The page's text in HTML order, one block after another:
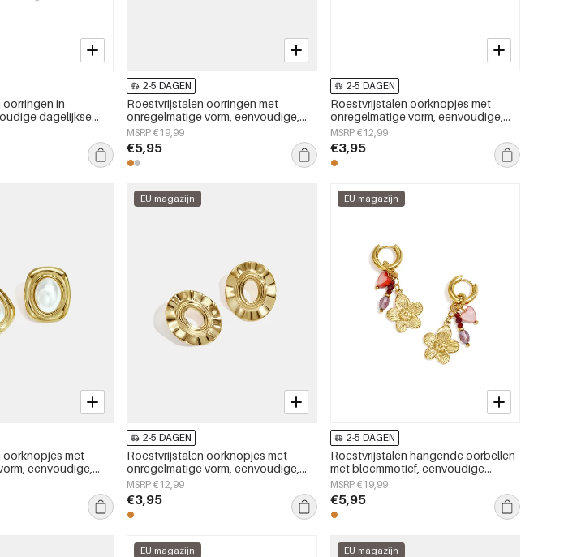
in
dagelijkse
2-5 DAGEN
Roestvrijstalen oorringen met
onregelmatige vorm, eenvoudige,
alledaagse serie, damessieraden
MSRP €19,99
€5,95
2-5 DAGEN
Roestvrijstalen oorknopjes met
onregelmatige vorm, eenvoudige,
alledaagse serie, dames sieraden
MSRP €12,99
€3,95
oorknopjes met
eenvoudige,
damessieraden
EU-magazijn
2-5 DAGEN
Roestvrijstalen oorknopjes met
onregelmatige vorm, eenvoudige,
alledaagse serie, dames sieraden
MSRP €12,99
€3,95
EU-magazijn
2-5 DAGEN
Roestvrijstalen hangende oorbellen
met bloemmotief, eenvoudige
dagelijkse sieraden uit de Simple-
serie voor dames.
MSRP €19,99
€5,95
EU-magazijn EU-magazijn